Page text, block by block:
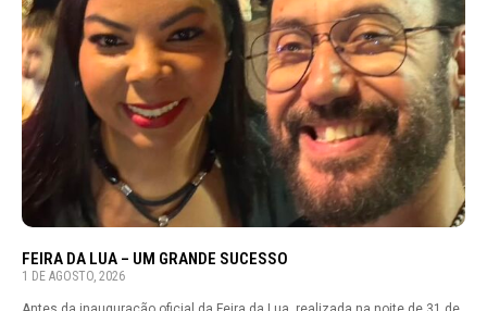
FEIRA DA LUA – UM GRANDE SUCESSO
1 DE AGOSTO, 2026